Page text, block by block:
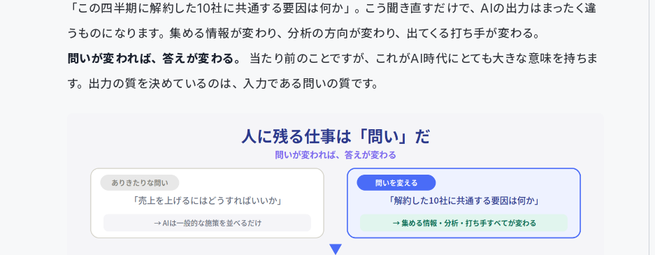
「この四半期に解約した10社に共通する要因は何か」。こう聞き直すだけで、AIの出力はまったく違
うものになります。集める情報が変わり、分析の方向が変わり、出てくる打ち手が変わる。
問いが変われば、答えが変わる。
当たり前のことですが、これがAI時代にとても大きな意味を持ちま
す。出力の質を決めているのは、入力である問いの質です。